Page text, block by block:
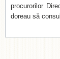
procurorilor
doreau să